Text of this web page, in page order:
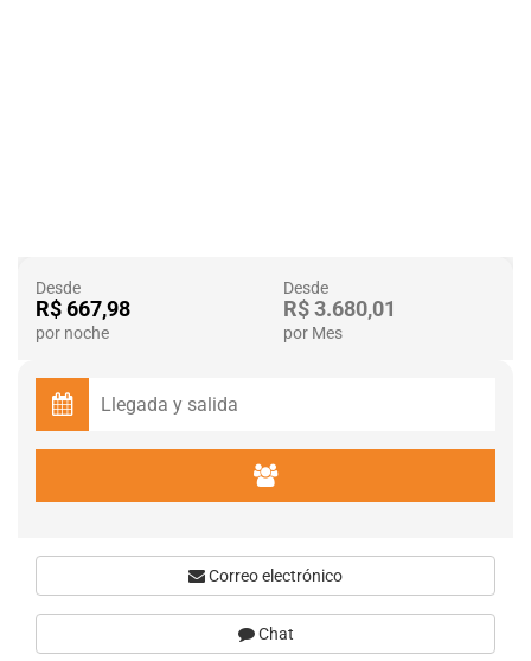
Desde
R$ 667,98
por noche
Desde
R$ 3.680,01
por Mes
Correo electrónico
Chat